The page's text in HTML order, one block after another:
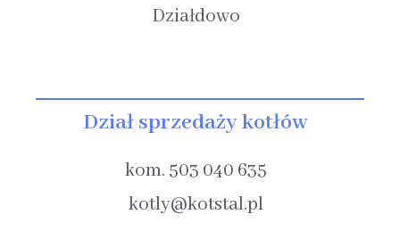
Działdowo
Dział sprzedaży kotłów
kom. 503 040 635​
kotly@kotstal.pl​​